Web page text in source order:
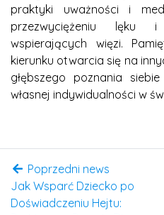
praktyki uważności i
przezwyciężeniu lęku i
wspierających więzi.
kierunku otwarcia się na
głębszego poznania
własnej indywidualności w
Poprzedni news
Jak Wsparć Dziecko po
Doświadczeniu Hejtu: